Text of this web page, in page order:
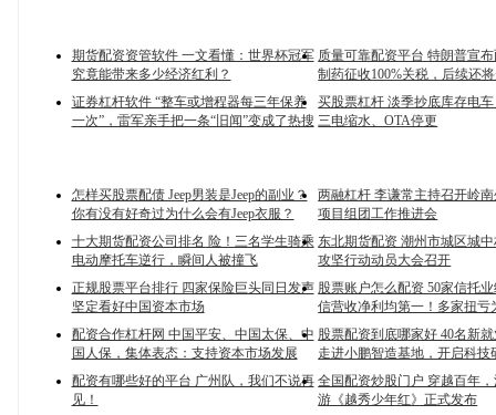
期货配资资管软件 一文看懂：世界杯冠军
究竟能带来多少经济红利？
质量可靠配资平台 特朗普宣
制药征收100%关税，后续还
证券杠杆软件 “整车或增程器每三年保养
一次”，雷军亲手把一条“旧闻”变成了热搜
买股票杠杆 淡季抄底库存电
三电缩水、OTA停更
怎样买股票配债 Jeep男装是Jeep的副业？
你有没有好奇过为什么会有Jeep衣服？
两融杠杆 李谦常主持召开岭
项目组团工作推进会
十大期货配资公司排名 险！三名学生骑乘
电动摩托车逆行，瞬间人被撞飞
东北期货配资 潮州市城区城
攻坚行动动员大会召开
正规股票平台排行 四家保险巨头同日发声
坚定看好中国资本市场
股票账户怎么配资 50家信托
信营收净利均第一！多家扭亏
配资合作杠杆网 中国平安、中国太保、中
国人保，集体表态：支持资本市场发展
股票配资到底哪家好 40名新
走进小鹏智造基地，开启科技
配资有哪些好的平台 广州队，我们不说再
见！
全国配资炒股门户 穿越百年
游《越秀少年红》正式发布